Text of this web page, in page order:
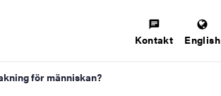
Kontakt English
för människan?